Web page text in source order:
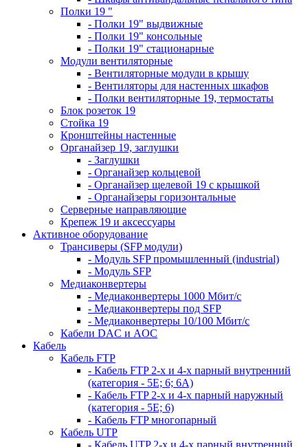
Полки 19 "
- Полки 19" выдвижные
- Полки 19" консольные
- Полки 19" стационарные
Модули вентиляторные
- Вентиляторные модули в крышу
- Вентиляторы для настенных шкафов
- Полки вентиляторные 19, термостаты
Блок розеток 19
Стойка 19
Кронштейны настенные
Органайзер 19, заглушки
- Заглушки
- Органайзер кольцевой
- Органайзер щелевой 19 с крышкой
- Органайзеры горизонтальные
Серверные направляющие
Крепеж 19 и аксессуары
Активное оборудование
Трансиверы (SFP модули)
- Модуль SFP промышленный (industrial)
- Модуль SFP
Медиаконвертеры
- Медиаконвертеры 1000 Мбит/с
- Медиаконвертеры под SFP
- Медиаконвертеры 10/100 Мбит/с
Кабели DAC и AOC
Кабель
Кабель FTP
- Кабель FTP 2-х и 4-х парный внутренний
(категория - 5Е; 6; 6А)
- Кабель FTP 2-х и 4-х парный наружный
(категория - 5Е; 6)
- Кабель FTP многопарный
Кабель UTP
- Кабель UTP 2-х и 4-х парный внутренний